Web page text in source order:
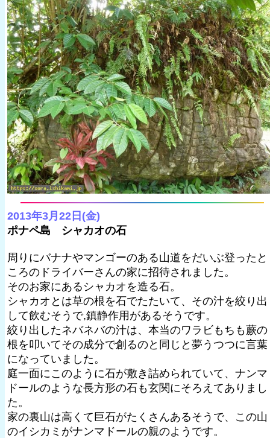
2013年3月22日(金)
ポナペ島 シャカオの石
周りにバナナやマンゴーのある山道をだいぶ登ったと
ころのドライバーさんの家に招待されました。
そのお家にあるシャカオを造る石。
シャカオとは草の根を石でたたいて、その汁を絞り出
して飲むそうで,鎮静作用があるそうです。
絞り出したネバネバの汁は、本当のワラビもちも蕨の
根を叩いてその成分で創るのと同じと夢うつつに言葉
になっていました。
庭一面にこのように石が敷き詰められていて、ナンマ
ドールのような長方形の石も玄関にそろえてありまし
た。
家の裏山は高くて巨石がたくさんあるそうで、この山
のイシカミがナンマドールの親のようです。